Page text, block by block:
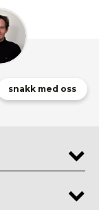
finner du en
finner alt fra
ord; vi har alt du
til entreen er ikke
din enklere.
entremøbler du
husk at vi alltid tilbyr
returrett.
snakk med oss